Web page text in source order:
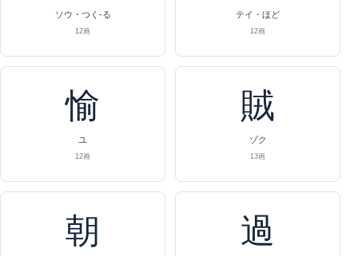
ソウ・つく-る
12画
テイ・ほど
12画
愉
ユ
12画
賊
ゾク
13画
朝 過